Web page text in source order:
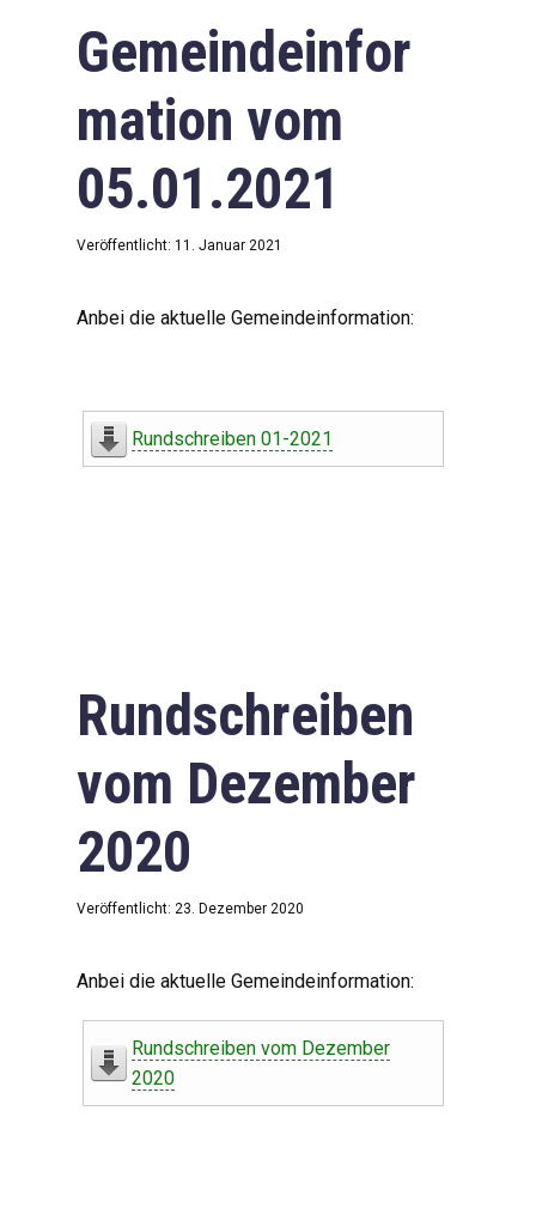
Gemeindeinfor
mation vom
05.01.2021
Veröffentlicht: 11. Januar 2021
Anbei die aktuelle Gemeindeinformation:
Rundschreiben 01-2021
Rundschreiben
vom Dezember
2020
Veröffentlicht: 23. Dezember 2020
Anbei die aktuelle Gemeindeinformation:
Rundschreiben vom Dezember
2020